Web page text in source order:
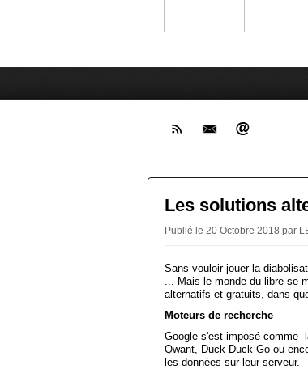
Les solutions
Publié le 20 Octobre 2018 par
Sans vouloir jouer la
... Mais le monde du libre se
alternatifs et gratuits, dans
Moteurs de recherche
Google s'est imposé comme
Qwant, Duck Duck Go ou
les données sur leur serveur.